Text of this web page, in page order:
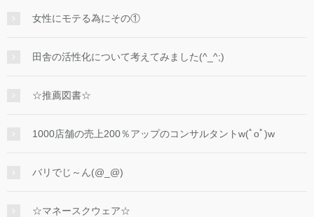
女性にモテる為にその①
田舎の活性化について考えてみました(^_^;)
☆推薦図書☆
1000店舗の売上200％アップのコンサルタントw(ﾟoﾟ)w
バリでじ～ん(@_@)
☆マネースクウェア☆